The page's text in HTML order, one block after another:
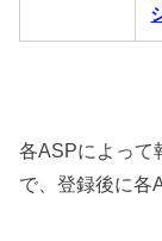
各ASPによって
で、登録後に各